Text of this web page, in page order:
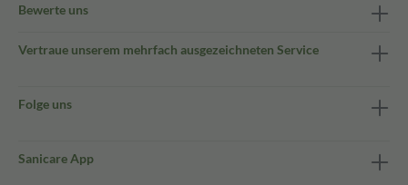
Bewerte uns
Vertraue unserem mehrfach ausgezeichneten Service
Folge uns
Sanicare App